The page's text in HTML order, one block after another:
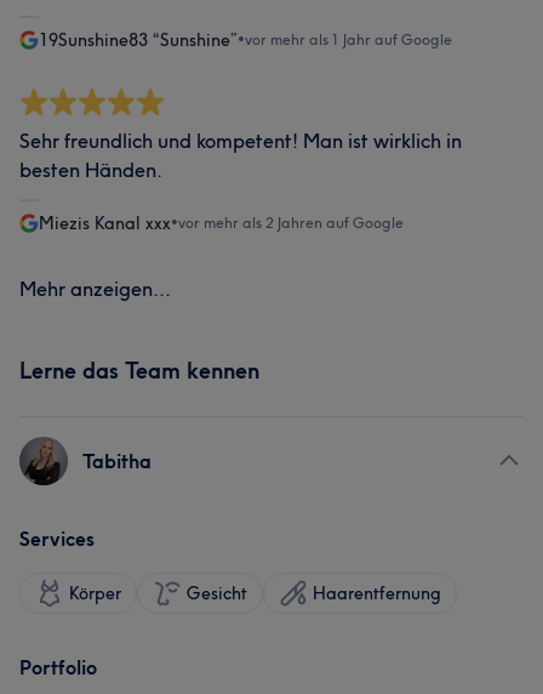
19Sunshine83 “Sunshine”•vor mehr als 1 Jahr auf Google
Sehr freundlich und kompetent! Man ist wirklich in
besten Händen.
Miezis Kanal xxx•vor mehr als 2 Jahren auf Google
Mehr anzeigen...
Lerne das Team kennen
Tabitha
Services
Körper Gesicht Haarentfernung
Portfolio